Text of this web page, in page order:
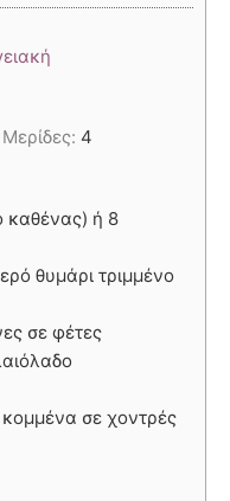
Μερίδες: 4
καθένας) ή 8
θυμάρι τριμμένο
σε φέτες
σε χοντρές